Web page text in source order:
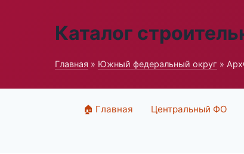
Каталог
Главная » Южный федеральный округ »
🏠 Главная Центральный ФО